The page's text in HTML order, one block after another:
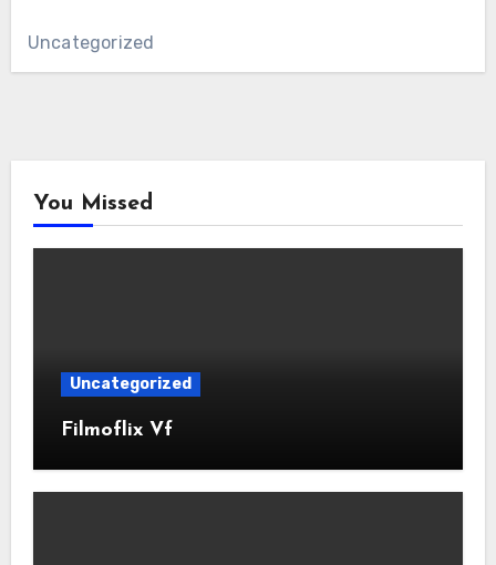
Uncategorized
You Missed
Uncategorized
Filmoflix Vf